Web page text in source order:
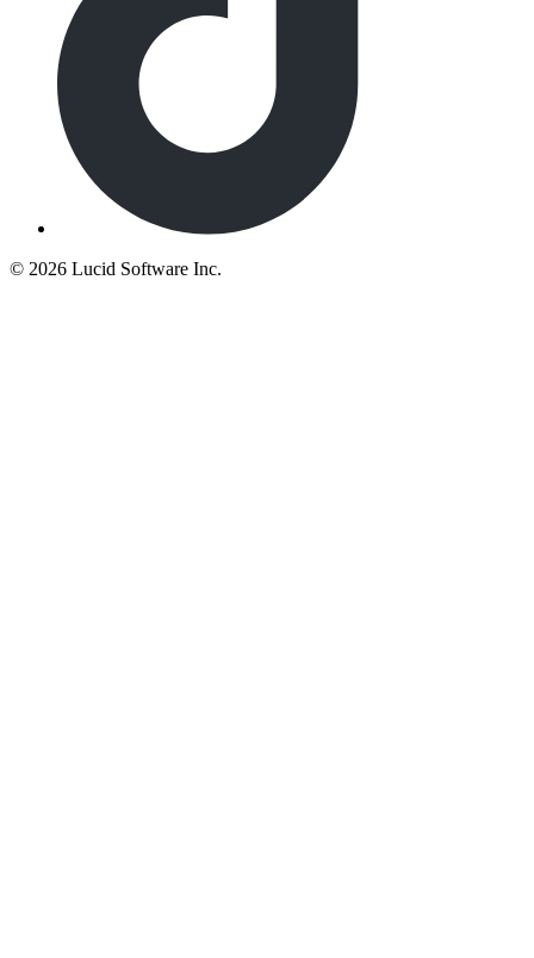
© 2026 Lucid Software Inc.